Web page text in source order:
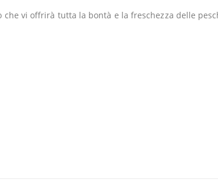
vi offrirà tutta la bontà e la freschezza delle